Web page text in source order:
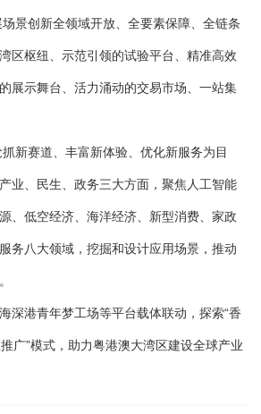
场景创新全领域开放、全要素保障、全链条
区枢纽、示范引领的试验平台、精准高效
展示舞台、活力涌动的交易市场、一站集
新赛道、丰富新体验、优化新服务为目
业、民生、政务三大方面，聚焦人工智能
、低空经济、海洋经济、新型消费、家政
务八大领域，挖掘和设计应用场景，推动
深港青年梦工场等平台载体联动，探索“香
广”模式，助力粤港澳大湾区建设全球产业